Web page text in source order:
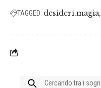
TAGGED: desideri magia
Cercare: